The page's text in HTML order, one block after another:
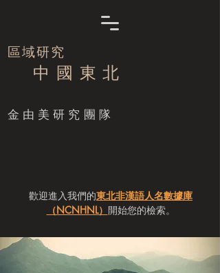
區域研究
中 國 東 北
​金由美研究團隊
歡迎進入我們的東北非漢語人名數據庫
（NCNHNL） 開始您的檢索。